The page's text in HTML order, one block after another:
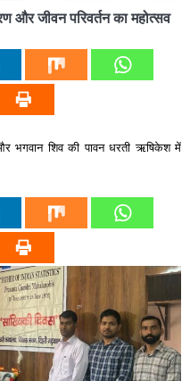
और जीवन परिवर्तन का महोत्सव
भगवान शिव की पावन धरती ऋषिकेश में